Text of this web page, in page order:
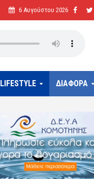
6 Αυγούστου 2026
LIFESTYLE ΔΙΑΦΟΡΑ